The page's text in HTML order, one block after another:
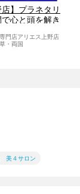
店】プラネタリ
心と頭を解き
つ付き
門店アリエス上野店
・両国
美４サロン